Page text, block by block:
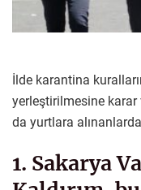
İlde karantina
yerleştirilmesine karar
da yurtlara
1. Sakarya